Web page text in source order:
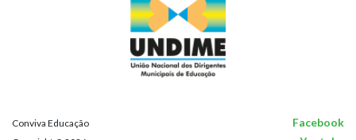
Conviva Educação Facebook